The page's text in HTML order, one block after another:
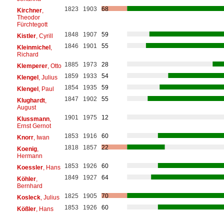
Kirchner,
Theodor
Fürchtegott
1823 1903 68
Kistler, Cyrill 1848 1907
59
Kleinmichel,
Richard
1846 1901 55
Klemperer, Otto 1885 1973
28
Klengel, Julius 1859 1933
54
Klengel, Paul 1854 1935
59
Klughardt,
August
1847 1902 55
Klussmann,
Ernst Gernot
1901 1975 12
Knorr, Iwan 1853 1916
60
Koenig,
Hermann
1818 1857 22
Koessler, Hans 1853 1926
60
Köhler,
Bernhard
1849 1927 64
Kosleck, Julius 1825 1905
70
Kößler, Hans 1853 1926
60